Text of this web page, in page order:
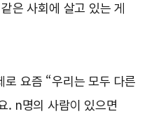
은 사회에 살고 있는 게
로 요즘 “우리는 모두 다른
. n명의 사람이 있으면